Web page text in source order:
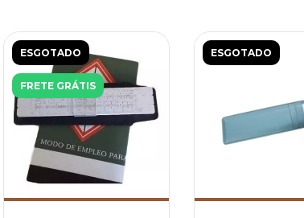
ESGOTADO
FRETE GRÁTIS
ESGOTADO